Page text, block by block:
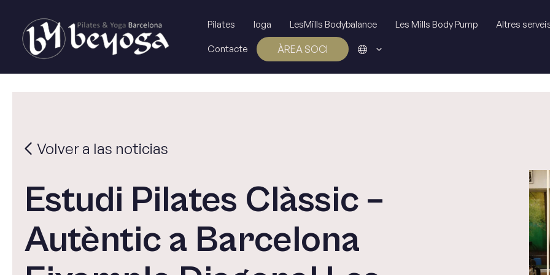
contingut
Pilates Ioga LesMills Bodybalance Les Mills Body Pump Altres
Contacte ÀREA SOCI
Volver a las noticias
Estudi Pilates Clàssic –
Autèntic a Barcelona